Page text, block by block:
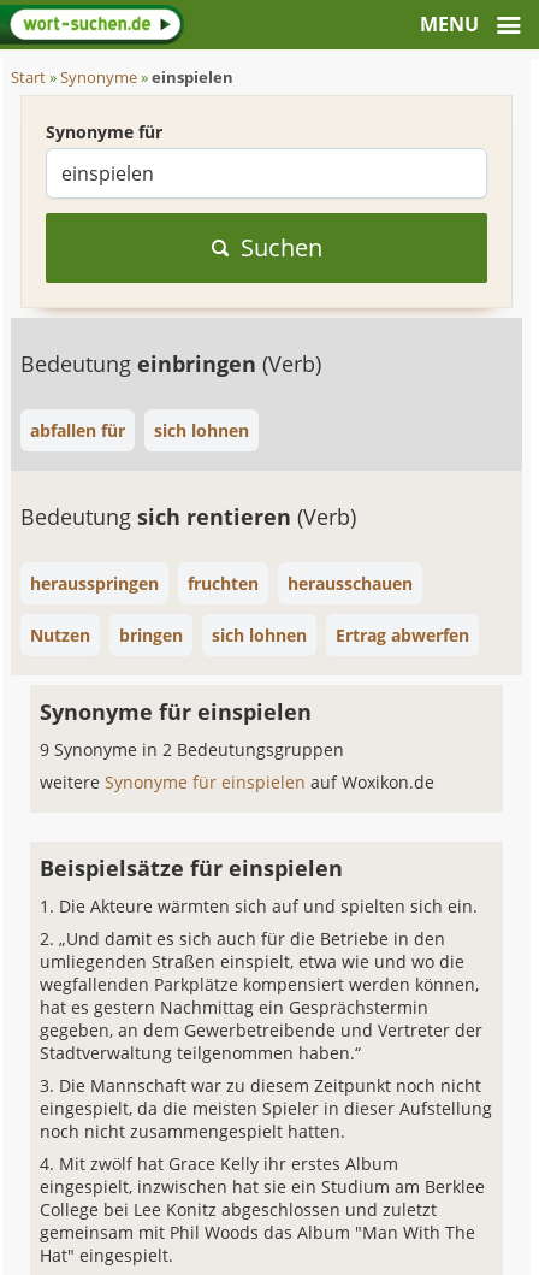
Start»Synonyme»einspielen
Synonyme für
Suchen
Bedeutungeinbringen(Verb)
abfallen für sich lohnen
Bedeutungsich rentieren(Verb)
herausspringen fruchten herausschauen
Nutzen bringen sich lohnen Ertrag abwerfen
Synonyme für einspielen
9 Synonyme in 2 Bedeutungsgruppen
weitereSynonyme für einspielenauf Woxikon.de
Beispielsätze für einspielen
Die Akteure wärmten sich auf und spielten sich ein.
„Und damit es sich auch für die Betriebe in den
umliegenden Straßen einspielt, etwa wie und wo die
wegfallenden Parkplätze kompensiert werden können,
hat es gestern Nachmittag ein Gesprächstermin
gegeben, an dem Gewerbetreibende und Vertreter der
Stadtverwaltung teilgenommen haben.“
Die Mannschaft war zu diesem Zeitpunkt noch nicht
eingespielt, da die meisten Spieler in dieser Aufstellung
noch nicht zusammengespielt hatten.
Mit zwölf hat Grace Kelly ihr erstes Album
eingespielt, inzwischen hat sie ein Studium am Berklee
College bei Lee Konitz abgeschlossen und zuletzt
gemeinsam mit Phil Woods das Album "Man With The
Hat" eingespielt.